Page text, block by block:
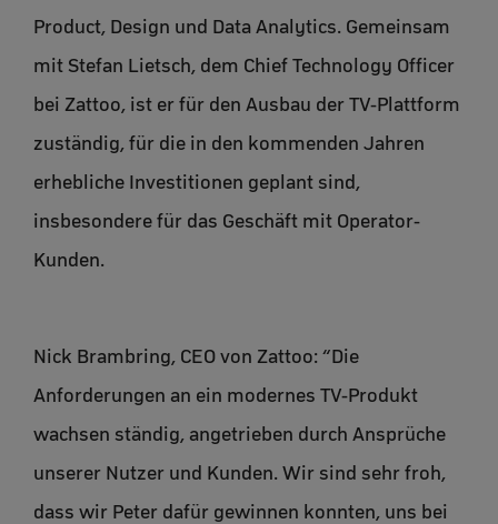
Product, Design und Data Analytics. Gemeinsam
mit Stefan Lietsch, dem Chief Technology Officer
bei Zattoo, ist er für den Ausbau der TV-Plattform
zuständig, für die in den kommenden Jahren
erhebliche Investitionen geplant sind,
insbesondere für das Geschäft mit Operator-
Kunden.
Nick Brambring, CEO von Zattoo: “Die
Anforderungen an ein modernes TV-Produkt
wachsen ständig, angetrieben durch Ansprüche
unserer Nutzer und Kunden. Wir sind sehr froh,
dass wir Peter dafür gewinnen konnten, uns bei